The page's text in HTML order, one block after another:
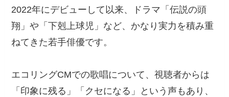
2022年にデビューして以来、ドラマ「伝説の頭
翔」や「下剋上球児」など、かなり実力を積み重
ねてきた若手俳優です。
エコリングCMでの歌唱について、視聴者からは
「印象に残る」「クセになる」という声もあり、